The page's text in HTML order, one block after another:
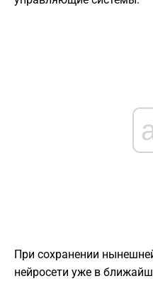
При сохранении
нейросети уже в